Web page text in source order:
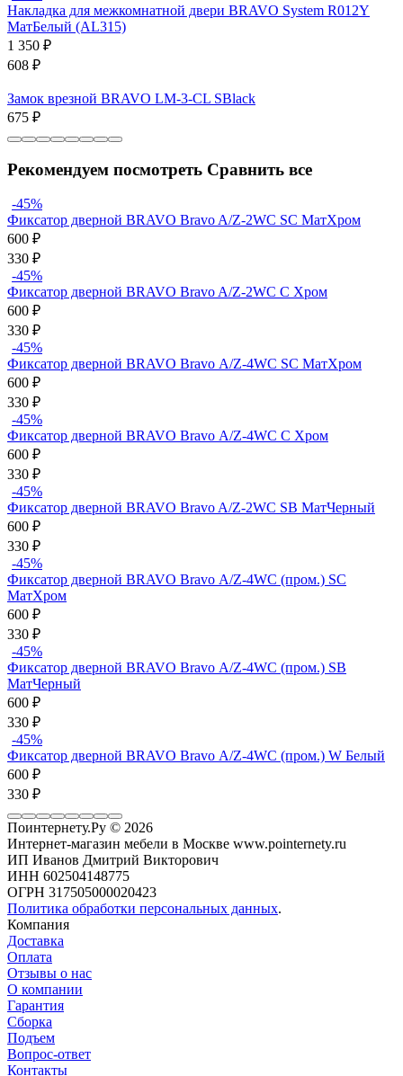
Накладка для межкомнатной двери BRAVO System R012Y
МатБелый (AL315)
1 350 ₽
608 ₽
Замок врезной BRAVO LM-3-CL SBlack
675 ₽
Рекомендуем посмотреть Сравнить все
-45%
Фиксатор дверной BRAVO Bravo A/Z-2WC SC МатХром
600 ₽
330 ₽
-45%
Фиксатор дверной BRAVO Bravo A/Z-2WC C Хром
600 ₽
330 ₽
-45%
Фиксатор дверной BRAVO Bravo А/Z-4WC SC МатХром
600 ₽
330 ₽
-45%
Фиксатор дверной BRAVO Bravo А/Z-4WC C Хром
600 ₽
330 ₽
-45%
Фиксатор дверной BRAVO Bravo A/Z-2WC SB МатЧерный
600 ₽
330 ₽
-45%
Фиксатор дверной BRAVO Bravo А/Z-4WC (пром.) SC
МатХром
600 ₽
330 ₽
-45%
Фиксатор дверной BRAVO Bravo А/Z-4WC (пром.) SB
МатЧерный
600 ₽
330 ₽
-45%
Фиксатор дверной BRAVO Bravo А/Z-4WC (пром.) W Белый
600 ₽
330 ₽
Поинтернету.Ру © 2026
Интернет-магазин мебели в Москве www.pointernety.ru
ИП Иванов Дмитрий Викторович
ИНН 602504148775
ОГРН 317505000020423
Политика обработки персональных данных.
Компания
Доставка
Оплата
Отзывы о нас
О компании
Гарантия
Сборка
Подъем
Вопрос-ответ
Контакты